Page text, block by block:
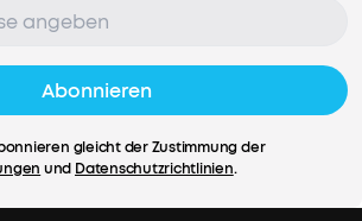
Abonnieren
gleicht der Zustimmung der
und Datenschutzrichtlinien.